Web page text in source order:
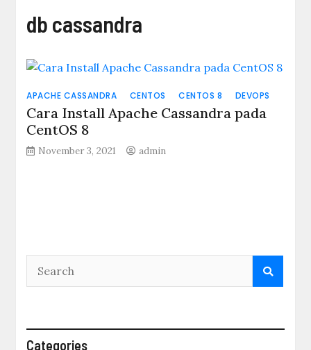
db cassandra
APACHE CASSANDRA CENTOS CENTOS 8 DEVOPS
Cara Install Apache Cassandra pada
CentOS 8
November 3, 2021 admin
Categories